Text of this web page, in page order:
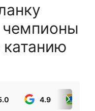
чемпионы
4.9